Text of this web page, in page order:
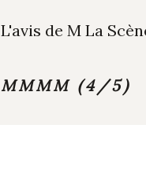
L'avis de M La
MMMM (4/5)